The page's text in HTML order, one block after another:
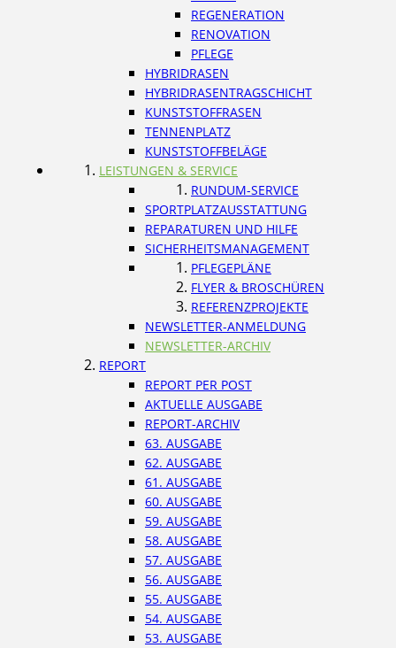
REGENERATION
RENOVATION
PFLEGE
HYBRIDRASEN
HYBRIDRASENTRAGSCHICHT
KUNSTSTOFFRASEN
TENNENPLATZ
KUNSTSTOFFBELÄGE
LEISTUNGEN & SERVICE
RUNDUM-SERVICE
SPORTPLATZAUSSTATTUNG
REPARATUREN UND HILFE
SICHERHEITSMANAGEMENT
PFLEGEPLÄNE
FLYER & BROSCHÜREN
REFERENZPROJEKTE
NEWSLETTER-ANMELDUNG
NEWSLETTER-ARCHIV
REPORT
REPORT PER POST
AKTUELLE AUSGABE
REPORT-ARCHIV
63. AUSGABE
62. AUSGABE
61. AUSGABE
60. AUSGABE
59. AUSGABE
58. AUSGABE
57. AUSGABE
56. AUSGABE
55. AUSGABE
54. AUSGABE
53. AUSGABE